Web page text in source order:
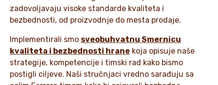
zadovoljavaju visoke standarde kvaliteta i
bezbednosti, od proizvodnje do mesta prodaje.
Implementirali smo sveobuhvatnu Smernicu
kvaliteta i bezbednosti hrane koja opisuje naše
strategije, kompetencije i timski rad kako bismo
postigli ciljeve. Naši stručnjaci vredno sarađuju sa